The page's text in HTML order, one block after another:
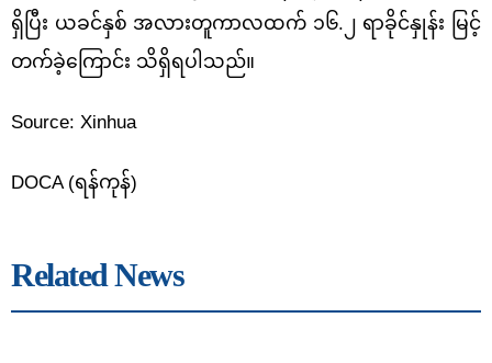
ရှိပြီး ယခင်နှစ် အလားတူကာလထက် ၁၆.၂ ရာခိုင်နှုန်း မြင့်
တက်ခဲ့ကြောင်း သိရှိရပါသည်။
Source: Xinhua
DOCA (ရန်ကုန်)
Related News